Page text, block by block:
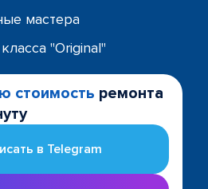
мастера
"Original"
стоимость ремонта
в Telegram